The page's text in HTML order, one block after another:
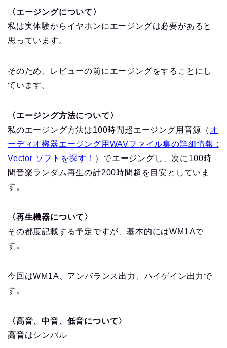
〈エージングについて〉
私は実体験からイヤホンにエージングは必要があると
思っています。
そのため、レビューの前にエージングをすることにし
ています。
〈エージング方法について〉
私のエージング方法は100時間超エージング用音源（ オ
ーディオ機器エージング用WAVファイル集の詳細情報 :
Vector ソフトを探す！ ）でエージングし、次に100時
間音楽ランダム再生の計200時間超を目安としていま
す。
〈再生機器について〉
その都度記載する予定ですが、基本的にはWM1Aで
す。
今回はWM1A、アンバランス出力、ハイゲイン出力で
す。
〈高音、中音、低音について〉
高音はシンバル